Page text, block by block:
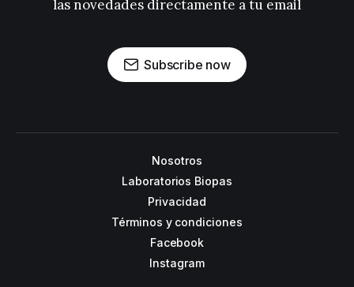
las novedades directamente a tu email
Subscribe now
Nosotros
Laboratorios Biopas
Privacidad
Términos y condiciones
Facebook
Instagram